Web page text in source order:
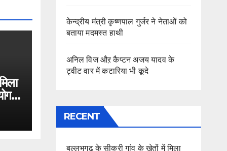
केन्द्रीय मंत्री कृष्णपाल गुर्जर ने नेताओं को
बताया मदमस्त हाथी
अनिल विज औऱ कैप्टन अजय यादव के
ट्वीट वार में कटारिया भी कूदे
RECENT
बल्लभगढ़ के सीकरी गांव के खेतों में मिला